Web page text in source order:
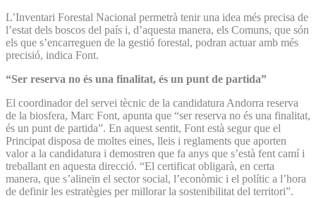
L’Inventari Forestal Nacional permetrà tenir una idea més precisa de
l’estat dels boscos del país i, d’aquesta manera, els Comuns, que són
els que s’encarreguen de la gestió forestal, podran actuar amb més
precisió, indica Font.
“Ser reserva no és una finalitat, és un punt de partida”
El coordinador del servei tècnic de la candidatura Andorra reserva
de la biosfera, Marc Font, apunta que “ser reserva no és una finalitat,
és un punt de partida”. En aquest sentit, Font està segur que el
Principat disposa de moltes eines, lleis i reglaments que aporten
valor a la candidatura i demostren que fa anys que s’està fent camí i
treballant en aquesta direcció. “El certificat obligarà, en certa
manera, que s’alineïn el sector social, l’econòmic i el polític a l’hora
de definir les estratègies per millorar la sostenibilitat del territori”.